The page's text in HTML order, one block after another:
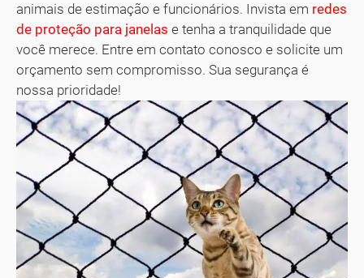
animais de estimação e funcionários. Invista em redes
de proteção para janelas e tenha a tranquilidade que
você merece. Entre em contato conosco e solicite um
orçamento sem compromisso. Sua segurança é
nossa prioridade!